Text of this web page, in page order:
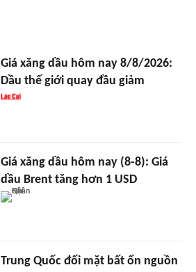
Giá xăng dầu hôm nay 8/8/2026:
Dầu thế giới quay đầu giảm
Giá xăng dầu hôm nay (8-8): Giá
dầu Brent tăng hơn 1 USD
Trung Quốc đối mặt bất ổn nguồn